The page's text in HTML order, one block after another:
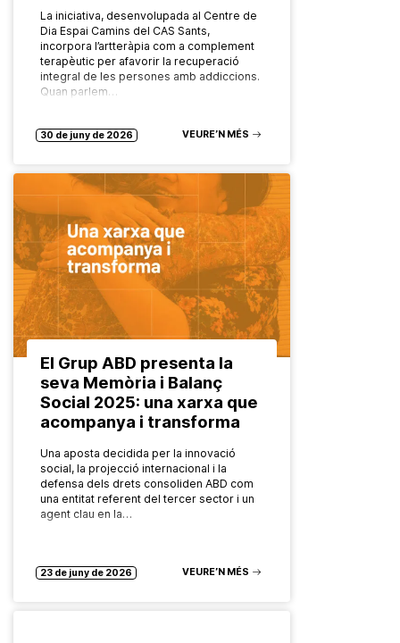
La iniciativa, desenvolupada al Centre de
Dia Espai Camins del CAS Sants,
incorpora l’artteràpia com a complement
terapèutic per afavorir la recuperació
integral de les persones amb addiccions.
Quan parlem…
30 de juny de 2026 VEURE’N MÉS
El Grup ABD presenta la
seva Memòria i Balanç
Social 2025: una xarxa que
acompanya i transforma
Una aposta decidida per la innovació
social, la projecció internacional i la
defensa dels drets consoliden ABD com
una entitat referent del tercer sector i un
agent clau en la…
23 de juny de 2026 VEURE’N MÉS